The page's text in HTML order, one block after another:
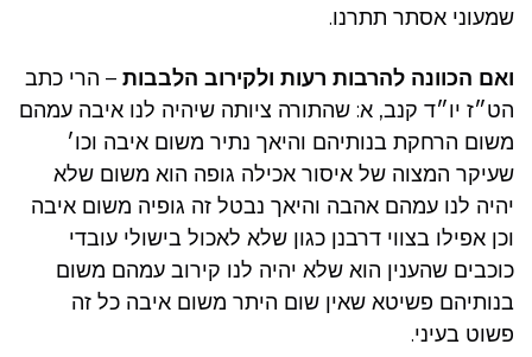
שמעוני אסתר תתרנו.
ואם הכוונה להרבות רעות ולקירוב הלבבות – הרי כתב
הט״ז יו״ד קנב, א: שהתורה ציותה שיהיה לנו איבה עמהם
משום הרחקת בנותיהם והיאך נתיר משום איבה וכו׳
שעיקר המצוה של איסור אכילה גופה הוא משום שלא
יהיה לנו עמהם אהבה והיאך נבטל זה גופיה משום איבה
וכן אפילו בצווי דרבנן כגון שלא לאכול בישולי עובדי
כוכבים שהענין הוא שלא יהיה לנו קירוב עמהם משום
בנותיהם פשיטא שאין שום היתר משום איבה כל זה
פשוט בעיני.